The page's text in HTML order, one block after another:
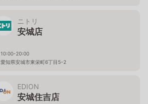
ニトリ
安城店
10:00-20:00
愛知県安城市東栄町6丁目5-2
EDION
安城住吉店